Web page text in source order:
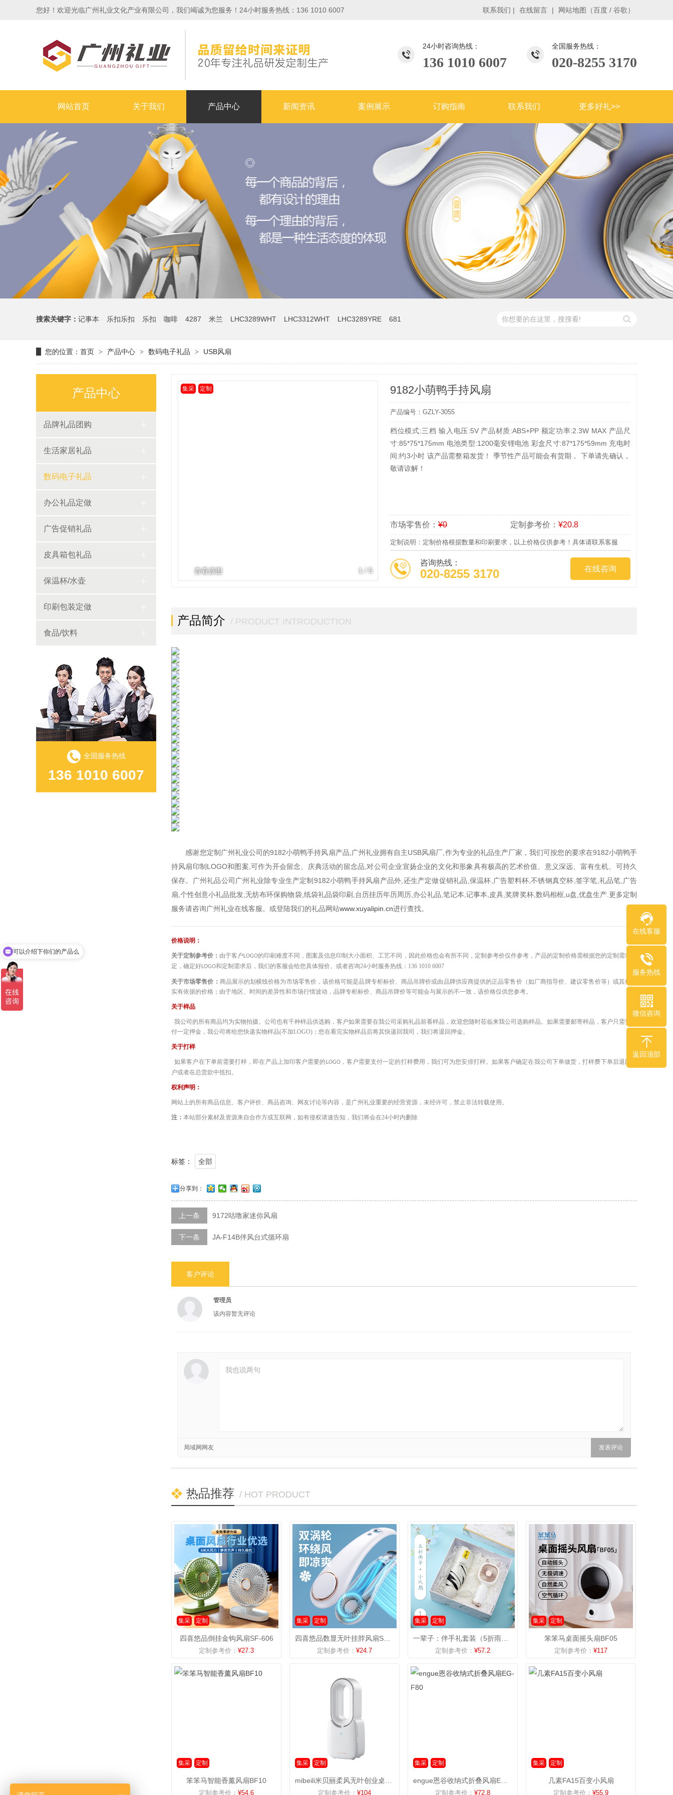
您好！欢迎光临广州礼业文化产业有限公司，我们竭诚为您服务！24小时服务热线：136 1010 6007 联系我们 | 在线留言 | 网站地图 （百度 / 谷歌）
全国服务热线：
020-8255 3170
24小时咨询热线：
136 1010 6007
网站首页 关于我们 产品中心 新闻资讯 案例展示 订购指南 联系我们 更多好礼>>
搜索关键字： 记事本 乐扣乐扣 乐扣 咖啡 4287 米兰 LHC3289WHT LHC3312WHT LHC3289YRE 681
您的位置： 首页 > 产品中心 > 数码电子礼品 > USB风扇
产品中心
品牌礼品团购
生活家居礼品
数码电子礼品
办公礼品定做
广告促销礼品
皮具箱包礼品
保温杯/水壶
印刷包装定做
食品/饮料
全国服务热线
136 1010 6007
1 / 5
查看原图
集采 定制 9182小萌鸭手持风扇
产品编号：GZLY-3055
档位模式:三档 输入电压:5V 产品材质:ABS+PP 额定功率:2.3W MAX 产品尺
寸:85*75*175mm 电池类型:1200毫安锂电池 彩盒尺寸:87*175*59mm 充电时
间:约3小时 该产品需整箱发货！ 季节性产品可能会有货期， 下单请先确认，
敬请谅解！
市场零售价： ¥0 定制参考价： ¥20.8
定制说明：定制价格根据数量和印刷要求，以上价格仅供参考！具体请联系客服
咨询热线：
020-8255 3170 在线咨询
产品简介 / PRODUCT INTRODUCTION
感谢您定制广州礼业公司的9182小萌鸭手持风扇产品,广州礼业拥有自主USB风扇厂,作为专业的礼品生产厂家，我们可按您的要求在9182小萌鸭手
持风扇印制LOGO和图案,可作为开会留念、庆典活动的留念品,对公司企业宣扬企业的文化和形象具有极高的艺术价值、意义深远、富有生机、可持久
保存。广州礼品公司广州礼业除专业生产定制9182小萌鸭手持风扇产品外,还生产定做促销礼品,保温杯,广告塑料杯,不锈钢真空杯,签字笔,礼品笔,广告
扇,个性创意小礼品批发,无纺布环保购物袋,纸袋礼品袋印刷,台历挂历年历周历,办公礼品,笔记本,记事本,皮具,奖牌奖杯,数码相框,u盘,优盘生产.更多定制
服务请咨询广州礼业在线客服。或登陆我们的礼品网站www.xuyalipin.cn进行查找。
价格说明：
关于定制参考价： 由于客户LOGO的印刷难度不同，图案及信息印制大小面积、工艺不同，因此价格也会有所不同，定制参考价仅作参考，产品的定制价格需根据您的定制需求来
定，确定好LOGO和定制需求后，我们的客服会给您具体报价。或者咨询24小时服务热线：136 1010 6007
关于市场零售价： 商品展示的划横线价格为市场零售价，该价格可能是品牌专柜标价、商品吊牌价或由品牌供应商提供的正品零售价（如厂商指导价、建议零售价等）或其他真
实有依据的价格；由于地区、时间的差异性和市场行情波动，品牌专柜标价、商品吊牌价等可能会与展示的不一致，该价格仅供您参考。
关于样品
我公司的所有商品均为实物拍摄。公司也有千种样品供选购，客户如果需要在我公司采购礼品前看样品，欢迎您随时莅临来我公司选购样品。如果需要邮寄样品，客户只需要支
付一定押金，我公司将给您快递实物样品(不加LOGO)；您在看完实物样品后将其快递回我司，我们将退回押金。
关于打样
如果客户在下单前需要打样，即在产品上加印客户需要的 LOGO，客户需要支付一定的打样费用，我们可为您安排打样。如果客户确定在我公司下单做货，打样费下单后退回客
户或者在总货款中抵扣。
权利声明：
网站上的所有商品信息、客户评价、商品咨询、网友讨论等内容，是广州礼业重要的经营资源，未经许可，禁止非法转载使用。
注： 本站部分素材及资源来自合作方或互联网，如有侵权请速告知，我们将会在24小时内删除
标签： 全部
分享到：
上一条 9172咕噜家迷你风扇
下一条 JA-F14B伴风台式循环扇
客户评论
管理员
该内容暂无评论
局域网网友
热品推荐 / HOT PRODUCT
集采 定制
四喜悠品倒挂金钩风扇SF-606
定制参考价： ¥27.3
集采 定制
定制参考价： ¥24.7
集采 定制
定制参考价： ¥57.2
集采 定制
笨笨马桌面摇头扇BF05
定制参考价： ¥117
集采 定制
笨笨马智能香薰风扇BF10
定制参考价： ¥54.6
集采 定制
定制参考价： ¥104
集采 定制
定制参考价： ¥72.8
集采 定制
几素FA15百变小风扇
定制参考价： ¥55.9
在线客服
服务热线
微信咨询
返回顶部
你们是怎么收费的呢